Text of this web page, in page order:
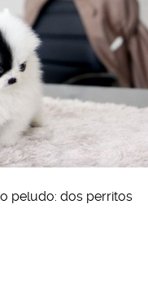
peludo: dos perritos